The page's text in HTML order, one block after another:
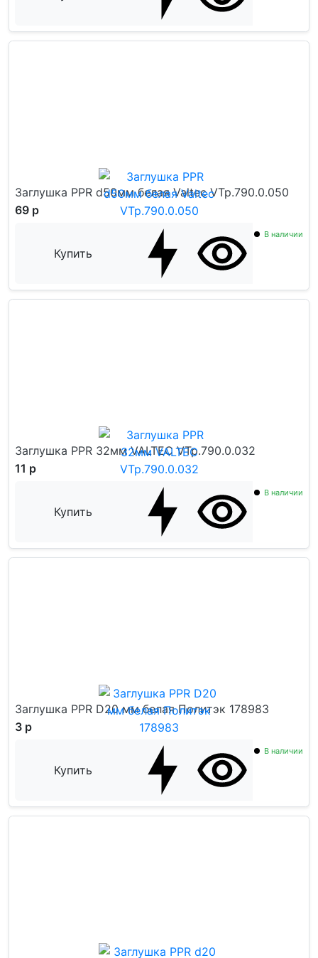
Заглушка PPR d50мм белая Valtec VTp.790.0.050
69 р
Купить
В наличии
Заглушка PPR 32мм VALTEC VTp.790.0.032
11 р
Купить
В наличии
Заглушка PPR D20 мм белая Политэк 178983
3 р
Купить
В наличии